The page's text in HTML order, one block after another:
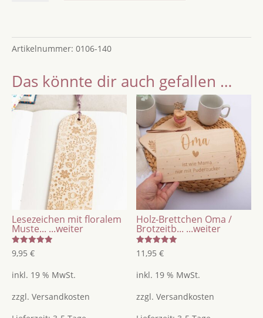
Weihnachten
für
/
Engel
/
verpacken
Weihnachten
mit
Namensgravur
Artikelnummer: 0106-140
Das könnte dir auch gefallen …
Lesezeichen mit floralem
Muste... ...weiter
Bewertet
mit
von 5
9,95 €
inkl. 19 % MwSt.
zzgl. Versandkosten
Holz-Brettchen Oma /
Brotzeitb... ...weiter
Bewertet
mit
von 5
11,95€
inkl. 19 % MwSt.
zzgl.Versandkosten